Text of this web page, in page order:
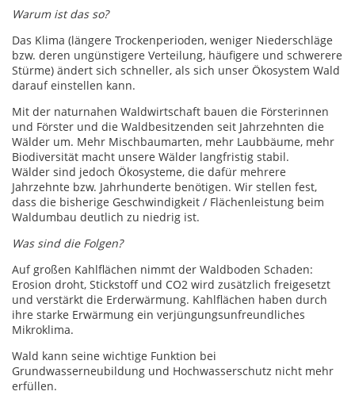
Warum ist das so?
Das Klima (längere Trockenperioden, weniger Niederschläge
bzw. deren ungünstigere Verteilung, häufigere und schwerere
Stürme) ändert sich schneller, als sich unser Ökosystem Wald
darauf einstellen kann.
Mit der naturnahen Waldwirtschaft bauen die Försterinnen
und Förster und die Waldbesitzenden seit Jahrzehnten die
Wälder um. Mehr Mischbaumarten, mehr Laubbäume, mehr
Biodiversität macht unsere Wälder langfristig stabil.
Wälder sind jedoch Ökosysteme, die dafür mehrere
Jahrzehnte bzw. Jahrhunderte benötigen. Wir stellen fest,
dass die bisherige Geschwindigkeit / Flächenleistung beim
Waldumbau deutlich zu niedrig ist.
Was sind die Folgen?
Auf großen Kahlflächen nimmt der Waldboden Schaden:
Erosion droht, Stickstoff und CO2 wird zusätzlich freigesetzt
und verstärkt die Erderwärmung. Kahlflächen haben durch
ihre starke Erwärmung ein verjüngungsunfreundliches
Mikroklima.
Wald kann seine wichtige Funktion bei
Grundwasserneubildung und Hochwasserschutz nicht mehr
erfüllen.